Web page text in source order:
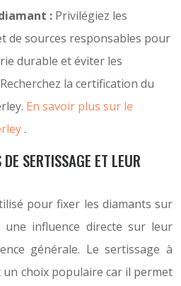
: Privilégiez les
de sources responsables pour
durable et éviter les
la certification du
En savoir plus sur le
.
SERTISSAGE ET LEUR
pour fixer les diamants sur
une influence directe sur leur
générale. Le sertissage à
choix populaire car il permet